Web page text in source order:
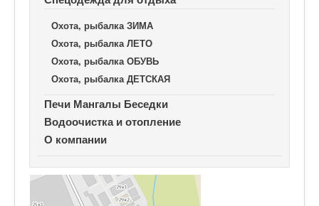
Охота, рыбалка ЗИМА
Охота, рыбалка ЛЕТО
Охота, рыбалка ОБУВЬ
Охота, рыбалка ДЕТСКАЯ
Печи Мангалы Беседки
Водоочистка и отопление
О компании